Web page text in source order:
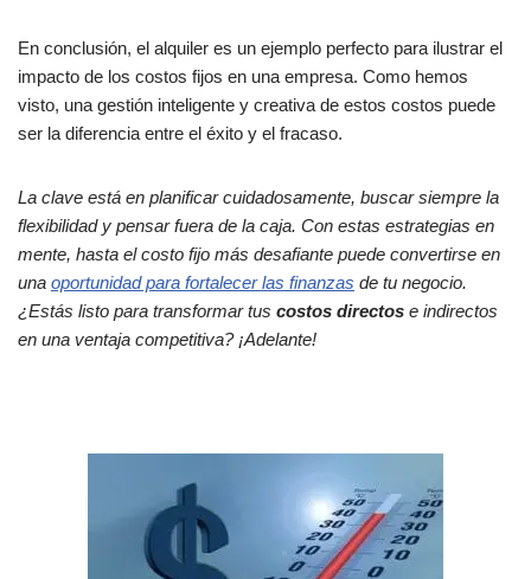
En conclusión, el alquiler es un ejemplo perfecto para ilustrar el
impacto de los costos fijos en una empresa. Como hemos
visto, una gestión inteligente y creativa de estos costos puede
ser la diferencia entre el éxito y el fracaso.
La clave está en planificar cuidadosamente, buscar siempre la
flexibilidad y pensar fuera de la caja. Con estas estrategias en
mente, hasta el costo fijo más desafiante puede convertirse en
una oportunidad para fortalecer las finanzas de tu negocio.
¿Estás listo para transformar tus costos directos e indirectos
en una ventaja competitiva? ¡Adelante!